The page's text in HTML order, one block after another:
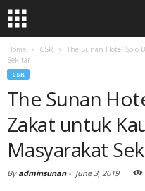
Home CSR
The Sunan Hotel Solo
Sekitar
CSR
The Sunan
Zakat untuk
Masyarakat
Byadminsunan- June 3, 2019